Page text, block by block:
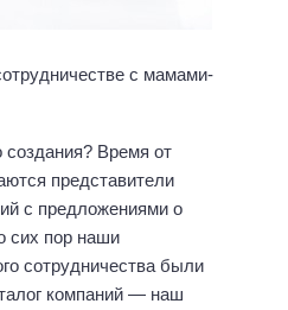
с мамами-
создания? Время от
представители
с предложениями о
сих пор наши
сотрудничества были
компаний — наш